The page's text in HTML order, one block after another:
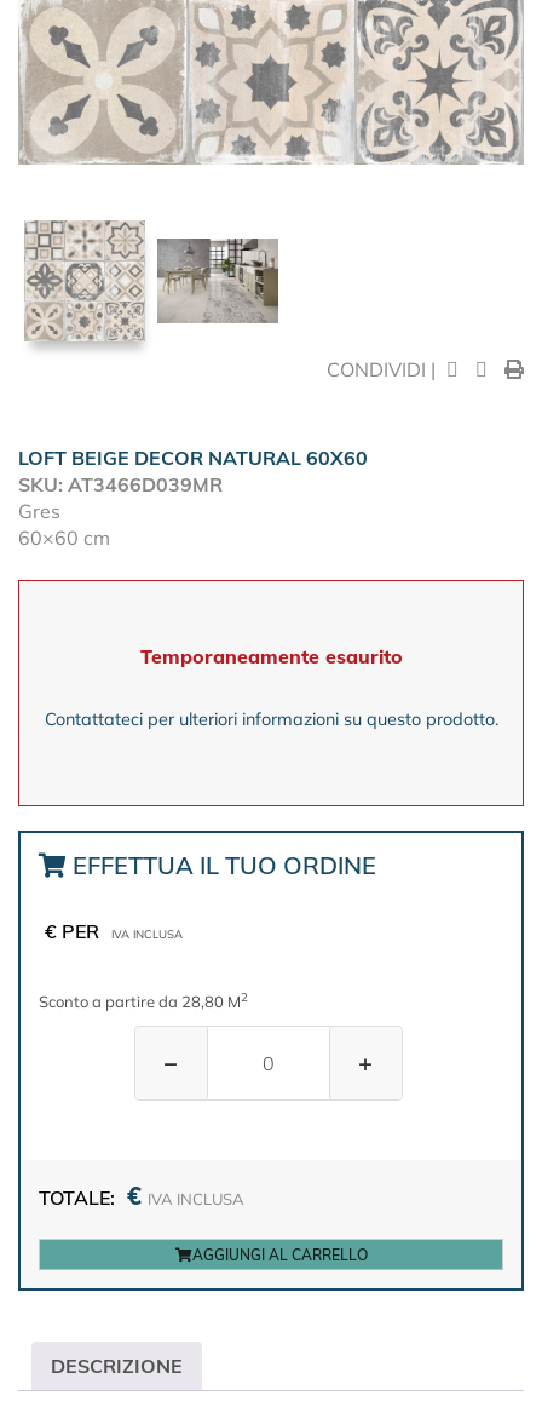
CONDIVIDI |
LOFT BEIGE DECOR NATURAL 60X60
SKU: AT3466D039MR
Gres
60×60 cm
Temporaneamente esaurito
Contattateci per ulteriori informazioni su questo prodotto.
EFFETTUA IL TUO ORDINE
€ PER IVA INCLUSA
Sconto a partire da 28,80 M2
− +
TOTALE: € IVA INCLUSA
AGGIUNGI AL CARRELLO
DESCRIZIONE